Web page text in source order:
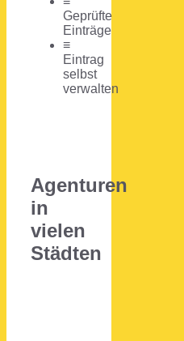
Geprüfte
Einträge
≡
Eintrag
selbst
verwalten
Agenturen
in
vielen
Städten